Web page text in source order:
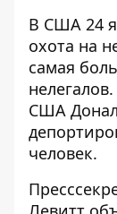
В США 24
охота на
самая
США
человек.